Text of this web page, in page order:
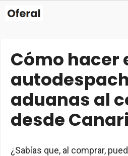
Saltar
Cómo hacer
aduanas al
desde
¿Sabías que, al comprar,